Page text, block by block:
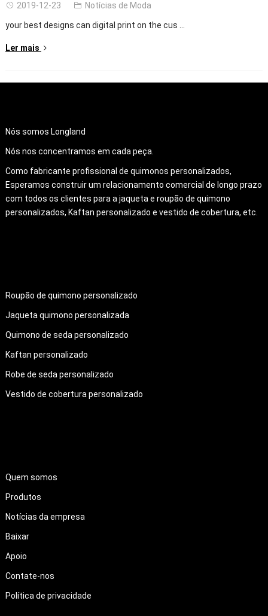
2019-12-23 Notícias de Moda
your best designs can digital print on the cus ...
Ler mais
Nós somos Longland
Nós nos concentramos em cada peça.
Como fabricante profissional de quimonos personalizados,
Esperamos construir um relacionamento comercial de longo prazo
com todos os clientes para a jaqueta e roupão de quimono
personalizados, Kaftan personalizado e vestido de cobertura, etc.
Roupão de quimono personalizado
Jaqueta quimono personalizada
Quimono de seda personalizado
Kaftan personalizado
Robe de seda personalizado
Vestido de cobertura personalizado
Quem somos
Produtos
Notícias da empresa
Baixar
Apoio
Contate-nos
Política de privacidade